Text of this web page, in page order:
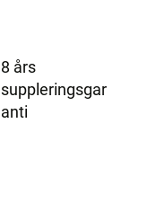
8 års
suppleringsgar
anti